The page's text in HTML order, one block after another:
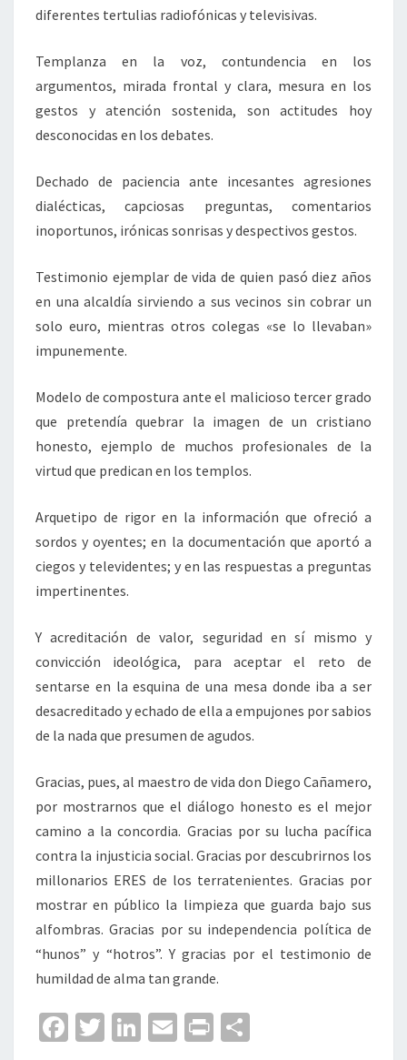
diferentes tertulias radiofónicas y televisivas.
Templanza en la voz, contundencia en los
argumentos, mirada frontal y clara, mesura en los
gestos y atención sostenida, son actitudes hoy
desconocidas en los debates.
Dechado de paciencia ante incesantes agresiones
dialécticas, capciosas preguntas, comentarios
inoportunos, irónicas sonrisas y despectivos gestos.
Testimonio ejemplar de vida de quien pasó diez años
en una alcaldía sirviendo a sus vecinos sin cobrar un
solo euro, mientras otros colegas «se lo llevaban»
impunemente.
Modelo de compostura ante el malicioso tercer grado
que pretendía quebrar la imagen de un cristiano
honesto, ejemplo de muchos profesionales de la
virtud que predican en los templos.
Arquetipo de rigor en la información que ofreció a
sordos y oyentes; en la documentación que aportó a
ciegos y televidentes; y en las respuestas a preguntas
impertinentes.
Y acreditación de valor, seguridad en sí mismo y
convicción ideológica, para aceptar el reto de
sentarse en la esquina de una mesa donde iba a ser
desacreditado y echado de ella a empujones por sabios
de la nada que presumen de agudos.
Gracias, pues, al maestro de vida don Diego Cañamero,
por mostrarnos que el diálogo honesto es el mejor
camino a la concordia. Gracias por su lucha pacífica
contra la injusticia social. Gracias por descubrirnos los
millonarios ERES de los terratenientes. Gracias por
mostrar en público la limpieza que guarda bajo sus
alfombras. Gracias por su independencia política de
“hunos” y “hotros”. Y gracias por el testimonio de
humildad de alma tan grande.
Fa T
Li
E
Pr